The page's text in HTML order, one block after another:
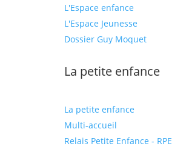
L'Espace enfance
L'Espace Jeunesse
Dossier Guy Moquet
La petite enfance
La petite enfance
Multi-accueil
Relais Petite Enfance - RPE